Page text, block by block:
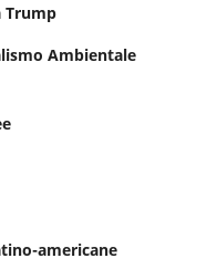
Trump
Ambientale
americane